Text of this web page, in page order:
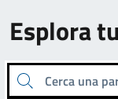
Esplora
Cerca una parola chiave